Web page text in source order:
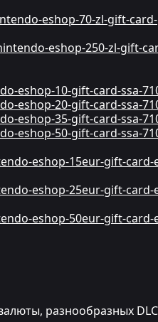
eshop-70-zl-gift-
eshop-250-zl-gift-
10-gift-card-ssa-
20-gift-card-ssa-
35-gift-card-ssa-
50-gift-card-ssa-
eshop-15eur-gift-card-
eshop-25eur-gift-card-
eshop-50eur-gift-card-
разнообразных